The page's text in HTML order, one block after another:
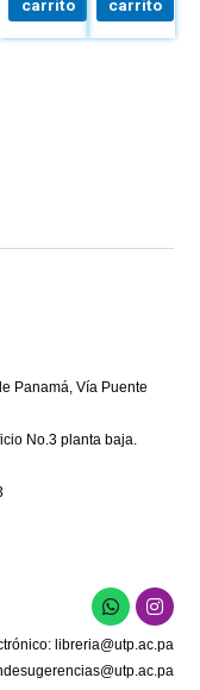
carrito
carrito
Panamá, Vía Puente
No.3 planta baja.
W
h
a
t
s
I
n
s
t
a
libreria@utp.ac.pa